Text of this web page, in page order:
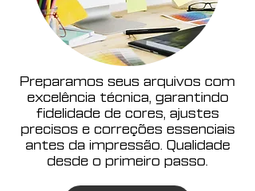
Preparamos seus arquivos com
excelência técnica, garantindo
fidelidade de cores, ajustes
precisos e correções essenciais
antes da impressão. Qualidade
desde o primeiro passo.